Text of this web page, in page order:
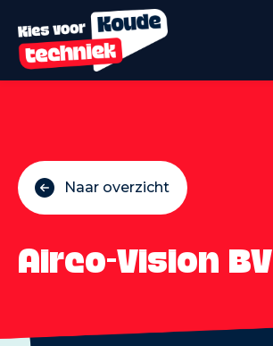
Naar overzicht
Airco-Vision BV